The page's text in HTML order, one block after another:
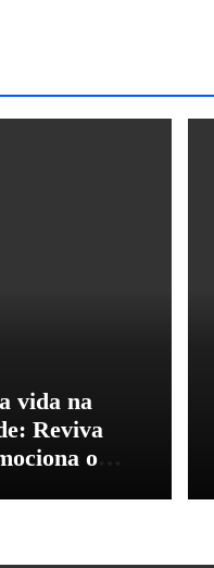
vida na
Reviva
o